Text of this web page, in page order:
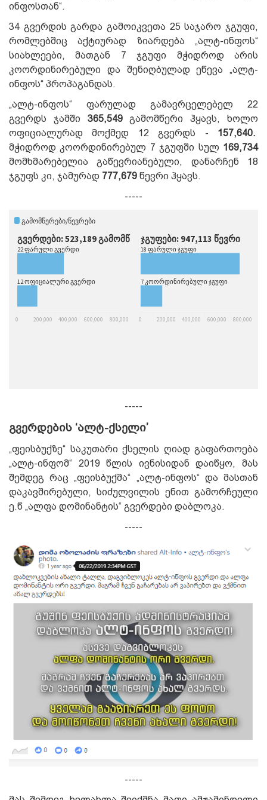
ინფოსთან“.
34 გვერდის გარდა გამოიკვეთა 25 საჯარო ჯგუფი,
რომლებშიც აქტიურად ზიარდება „ალტ-ინფოს“
სიახლეები, მათგან 7 ჯგუფი მჭიდროდ არის
კოორდინირებული და შენიღბულად ეწევა „ალტ-
ინფოს“ პროპაგანდას.
„ალტ-ინფოს“ ფარულად გამავრცელებელ 22
გვერდს ჯამში 365,549გამომწერი ჰყავს, ხოლო
ოფიციალურად მოქმედ 12 გვერდს - 157,640.
მჭიდროდ კოორდინირებულ 7 ჯგუფში სულ 169,734
მომხმარებელია გაწევრიანებული, დანარჩენ 18
ჯგუფს კი, ჯამურად 777,679 წევრი ჰყავს.
-----
-----
გვერდების ‘ალტ-ქსელი’
„ფეისბუქზე“ საკუთარი ქსელის ღიად გაფართოება
„ალტ-ინფომ“ 2019 წლის ივნისიდან დაიწყო, მას
შემდეგ რაც „ფეისბუქმა“ „ალტ-ინფოს“ და მასთან
დაკავშირებული, სიძულვილის ენით გამორჩეული
ე.წ „ალფა დომინანტის“ გვერდები დაბლოკა.
-----
-----